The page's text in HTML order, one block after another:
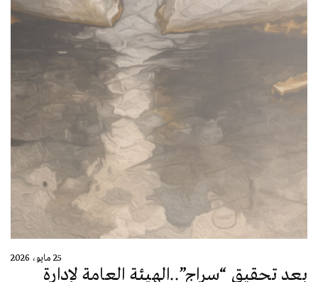
25 مايو، 2026
بعد تحقيق “سراج”..الهيئة العامة لإدارة